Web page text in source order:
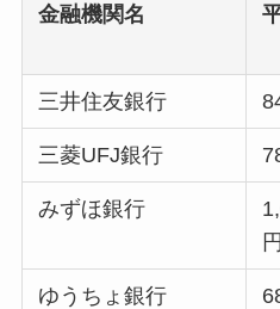
金融機関名
三井住友銀行
三菱UFJ銀行
みずほ銀行
円
ゆうちょ銀行